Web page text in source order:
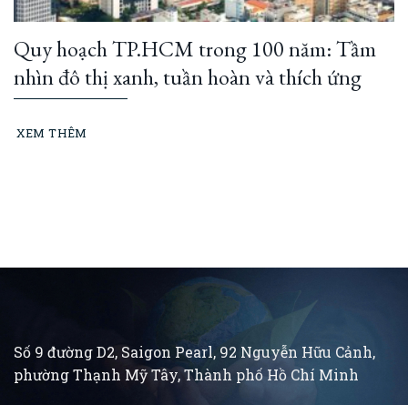
Quy hoạch TP.HCM trong 100 năm: Tầm
nhìn đô thị xanh, tuần hoàn và thích ứng
XEM THÊM
Số 9 đường D2, Saigon Pearl, 92 Nguyễn Hữu Cảnh,
phường Thạnh Mỹ Tây, Thành phố Hồ Chí Minh